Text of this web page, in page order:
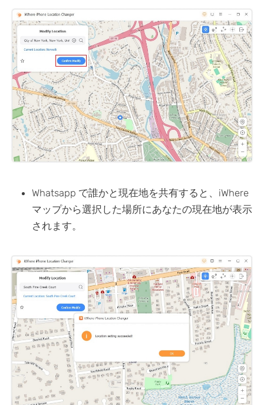
Whatsapp で誰かと現在地を共有すると、iWhere
マップから選択した場所にあなたの現在地が表示
されます。